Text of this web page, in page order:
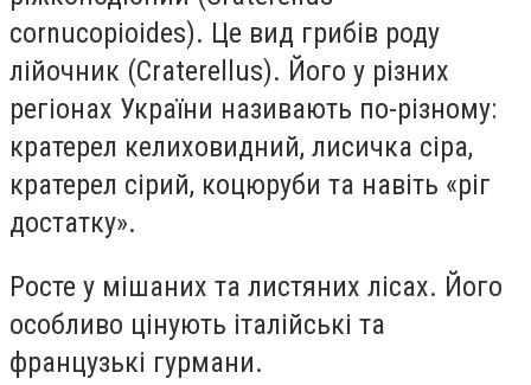
cornucopioides). Це вид грибів роду
лійочник (Craterellus). Його у різних
регіонах України називають по-різному:
кратерел келиховидний, лисичка сіра,
кратерел сірий, коцюруби та навіть «ріг
достатку».
Росте у мішаних та листяних лісах. Його
особливо цінують італійські та
французькі гурмани.